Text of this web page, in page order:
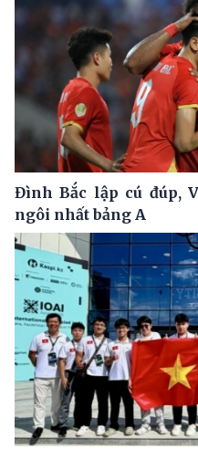
Đình Bắc lập cú đúp,
ngôi nhất bảng A